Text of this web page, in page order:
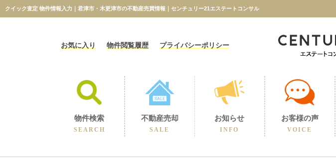
クイック査定 物件情報入力｜君津市・木更津市の不動産売買情報｜センチュリー21エステートコンサル
お気に入り 物件閲覧履歴 プライバシーポリシー
物件検索
SEARCH
不動産売却
SALE
お知らせ
INFO
お客様の声
VOICE